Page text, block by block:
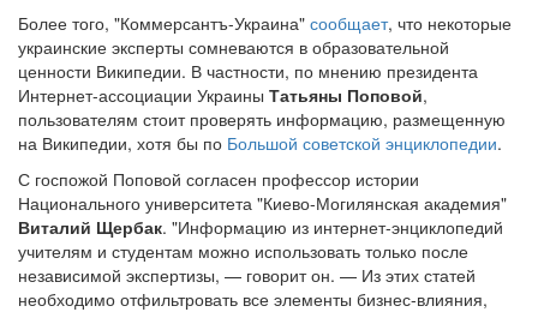
Более того, "Коммерсантъ-Украина" сообщает, что некоторые
украинские эксперты сомневаются в образовательной
ценности Википедии. В частности, по мнению президента
Интернет-ассоциации Украины Татьяны Поповой,
пользователям стоит проверять информацию, размещенную
на Википедии, хотя бы по Большой советской энциклопедии.
С госпожой Поповой согласен профессор истории
Национального университета "Киево-Могилянская академия"
Виталий Щербак. "Информацию из интернет-энциклопедий
учителям и студентам можно использовать только после
независимой экспертизы, — говорит он. — Из этих статей
необходимо отфильтровать все элементы бизнес-влияния,